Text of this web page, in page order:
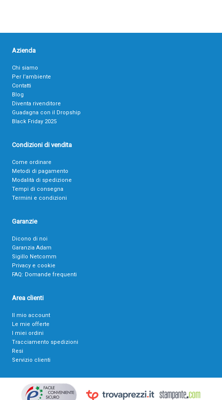
Azienda
Chi siamo
Per l’ambiente
Contatti
Blog
Diventa rivenditore
Guadagna con il Dropship
Black Friday 2025
Condizioni di vendita
Come ordinare
Metodi di pagamento
Modalità di spedizione
Tempi di consegna
Termini e condizioni
Garanzie
Dicono di noi
Garanzia Adam
Sigillo Netcomm
Privacy e cookie
FAQ: Domande frequenti
Area clienti
Il mio account
Le mie offerte
I miei ordini
Tracciamento spedizioni
Resi
Servizio clienti